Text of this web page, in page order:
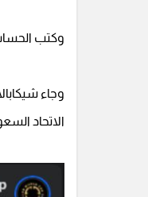
وكتب
وجاء
الاتحاد